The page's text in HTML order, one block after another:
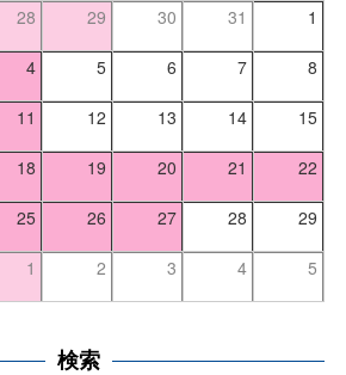
28 29 30 31 1
4 5 6 7 8
11 12 13 14 15
18 19 20 21 22
25 26 27 28 29
1 2 3 4 5
検索